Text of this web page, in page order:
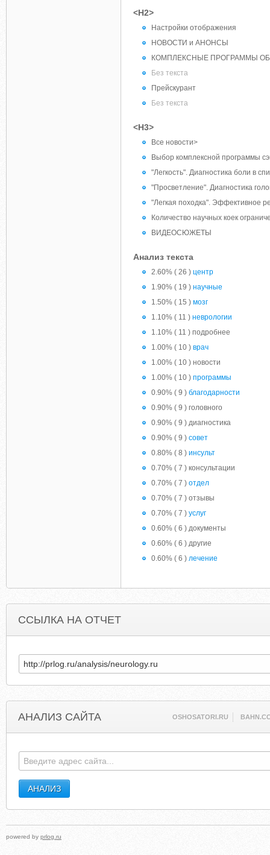
<H2>
Настройки отображения
НОВОСТИ и АНОНСЫ
КОМПЛЕКСНЫЕ ПРОГРАММЫ
Без текста
Прейскурант
Без текста
<H3>
Все новости>
Выбор комплексной программы
"Легкость". Диагностика боли в
"Просветление". Диагностика
"Легкая походка". Эффективное
Количество научных коек
ВИДЕОСЮЖЕТЫ
Анализ текста
2.60% ( 26 ) центр
1.90% ( 19 ) научные
1.50% ( 15 ) мозг
1.10% ( 11 ) неврологии
1.10% ( 11 ) подробнее
1.00% ( 10 ) врач
1.00% ( 10 ) новости
1.00% ( 10 ) программы
0.90% ( 9 ) благодарности
0.90% ( 9 ) головного
0.90% ( 9 ) диагностика
0.90% ( 9 ) совет
0.80% ( 8 ) инсульт
0.70% ( 7 ) консультации
0.70% ( 7 ) отдел
0.70% ( 7 ) отзывы
0.70% ( 7 ) услуг
0.60% ( 6 ) документы
0.60% ( 6 ) другие
0.60% ( 6 ) лечение
ССЫЛКА НА ОТЧЕТ
АНАЛИЗ САЙТА OSHOSATORI.RU
powered by prlog.ru